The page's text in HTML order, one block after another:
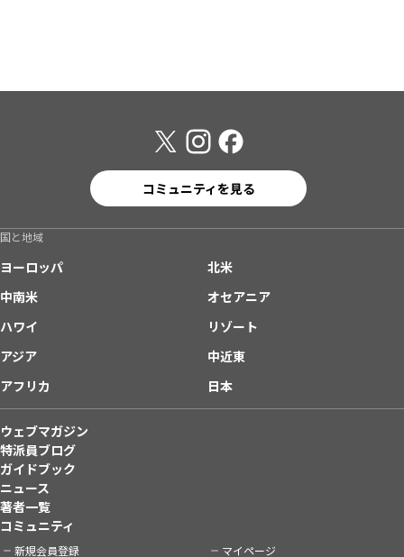
コミュニティを見る
国と地域
ヨーロッパ
北米
中南米
オセアニア
ハワイ
リゾート
アジア
中近東
アフリカ
日本
ウェブマガジン
特派員ブログ
ガイドブック
ニュース
著者一覧
コミュニティ
新規会員登録 マイページ